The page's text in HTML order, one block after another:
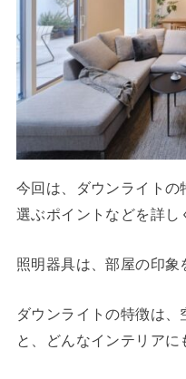
今回は、ダウンライトの
選ぶポイントなどを詳し
照明器具は、部屋の印象
ダウンライトの特徴は
と、どんなインテリアに